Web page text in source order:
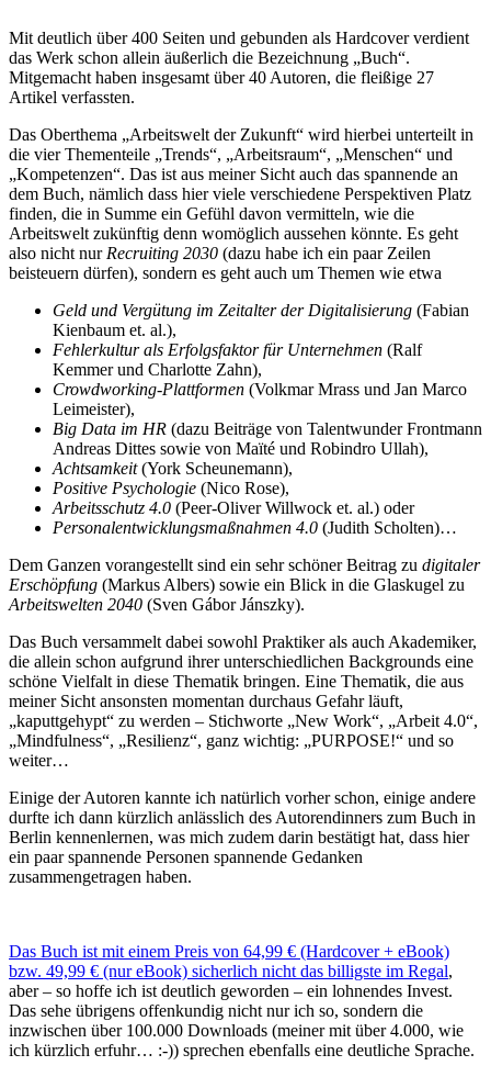
Mit deutlich über 400 Seiten und gebunden als Hardcover verdient
das Werk schon allein äußerlich die Bezeichnung „Buch“.
Mitgemacht haben insgesamt über 40 Autoren, die fleißige 27
Artikel verfassten.
Das Oberthema „Arbeitswelt der Zukunft“ wird hierbei unterteilt in
die vier Thementeile „Trends“, „Arbeitsraum“, „Menschen“ und
„Kompetenzen“. Das ist aus meiner Sicht auch das spannende an
dem Buch, nämlich dass hier viele verschiedene Perspektiven Platz
finden, die in Summe ein Gefühl davon vermitteln, wie die
Arbeitswelt zukünftig denn womöglich aussehen könnte. Es geht
also nicht nur Recruiting 2030 (dazu habe ich ein paar Zeilen
beisteuern dürfen), sondern es geht auch um Themen wie etwa
Geld und Vergütung im Zeitalter der Digitalisierung (Fabian
Kienbaum et. al.),
Fehlerkultur als Erfolgsfaktor für Unternehmen (Ralf
Kemmer und Charlotte Zahn),
Crowdworking-Plattformen (Volkmar Mrass und Jan Marco
Leimeister),
Big Data im HR (dazu Beiträge von Talentwunder Frontmann
Andreas Dittes sowie von Maïté und Robindro Ullah),
Achtsamkeit(York Scheunemann),
Positive Psychologie (Nico Rose),
Arbeitsschutz 4.0 (Peer-Oliver Willwock et. al.) oder
Personalentwicklungsmaßnahmen 4.0 (Judith Scholten)…
Dem Ganzen vorangestellt sind ein sehr schöner Beitrag zu digitaler
Erschöpfung (Markus Albers) sowie ein Blick in die Glaskugel zu
Arbeitswelten 2040 (Sven Gábor Jánszky).
Das Buch versammelt dabei sowohl Praktiker als auch Akademiker,
die allein schon aufgrund ihrer unterschiedlichen Backgrounds eine
schöne Vielfalt in diese Thematik bringen. Eine Thematik, die aus
meiner Sicht ansonsten momentan durchaus Gefahr läuft,
„kaputtgehypt“ zu werden – Stichworte „New Work“, „Arbeit 4.0“,
„Mindfulness“, „Resilienz“, ganz wichtig: „PURPOSE!“ und so
weiter…
Einige der Autoren kannte ich natürlich vorher schon, einige andere
durfte ich dann kürzlich anlässlich des Autorendinners zum Buch in
Berlin kennenlernen, was mich zudem darin bestätigt hat, dass hier
ein paar spannende Personen spannende Gedanken
zusammengetragen haben.
Das Buch ist mit einem Preis von 64,99 € (Hardcover + eBook)
bzw. 49,99 € (nur eBook) sicherlich nicht das billigste im Regal,
aber – so hoffe ich ist deutlich geworden – ein lohnendes Invest.
Das sehe übrigens offenkundig nicht nur ich so, sondern die
inzwischen über 100.000 Downloads (meiner mit über 4.000, wie
ich kürzlich erfuhr… :-)) sprechen ebenfalls eine deutliche Sprache.